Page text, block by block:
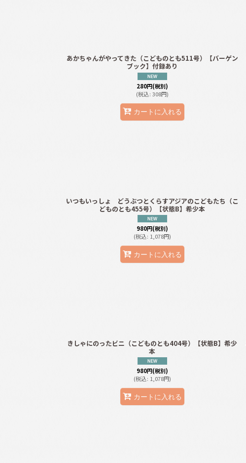
あかちゃんがやってきた（こどものとも511号）【バーゲン
ブック】付録あり
280円(税別)
(税込: 308円)
カートに入れる
いつもいっしょ どうぶつとくらすアジアのこどもたち（こ
どものとも455号）【状態B】希少本
980円(税別)
(税込: 1,078円)
カートに入れる
きしゃにのったビニ（こどものとも404号）【状態B】希少
本
980円(税別)
(税込: 1,078円)
カートに入れる